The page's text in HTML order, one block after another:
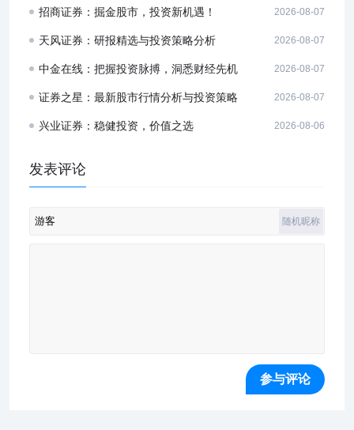
招商证券：掘金股市，投资新机遇！ 2026-08-07
天风证券：研报精选与投资策略分析 2026-08-07
中金在线：把握投资脉搏，洞悉财经先机 2026-08-07
证券之星：最新股市行情分析与投资策略 2026-08-07
兴业证券：稳健投资，价值之选 2026-08-06
发表评论
随机昵称